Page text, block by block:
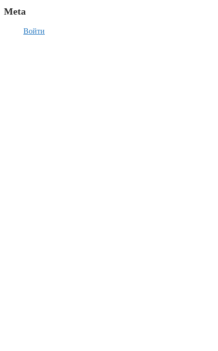
Meta
Войти